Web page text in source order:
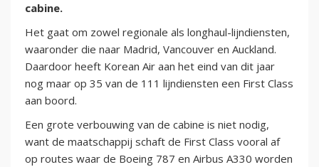
cabine.
Het gaat om zowel regionale als longhaul-lijndiensten,
waaronder die naar Madrid, Vancouver en Auckland.
Daardoor heeft Korean Air aan het eind van dit jaar
nog maar op 35 van de 111 lijndiensten een First Class
aan boord.
Een grote verbouwing van de cabine is niet nodig,
want de maatschappij schaft de First Class vooral af
op routes waar de Boeing 787 en Airbus A330 worden